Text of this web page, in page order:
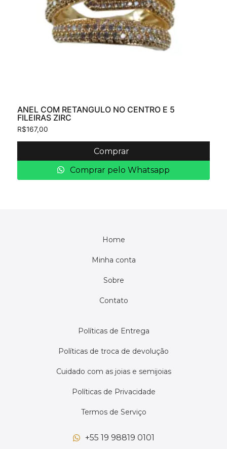
ANEL COM RETANGULO NO CENTRO E 5
FILEIRAS ZIRC
R$167,00
Comprar
Comprar pelo Whatsapp
Home
Minha conta
Sobre
Contato
Políticas de Entrega
Políticas de troca de devolução
Cuidado com as joias e semijoias
Políticas de Privacidade
Termos de Serviço
+55 19 98819 0101